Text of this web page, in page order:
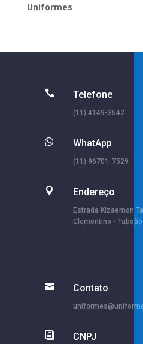
Uniformes
 Telefone
(11) 4149-3542
 WhatApp
(11) 96701-7529
 Endereço
Estrada Kizaemon
Clementino -
 Contato
i CNPJ